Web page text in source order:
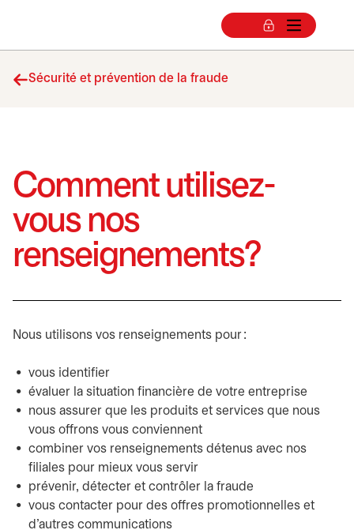
Sécurité et prévention de la fraude
Comment utilisez-
vous nos
renseignements?
Nous utilisons vos renseignements pour :
vous identifier
évaluer la situation financière de votre entreprise
nous assurer que les produits et services que nous
vous offrons vous conviennent
combiner vos renseignements détenus avec nos
filiales pour mieux vous servir
prévenir, détecter et contrôler la fraude
vous contacter pour des offres promotionnelles et
d'autres communications